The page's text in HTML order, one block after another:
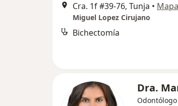
Cra. 1f #39-76, Tunja • Mapa
Miguel Lopez Cirujano
Bichectomía
Dra.
Odontólogo